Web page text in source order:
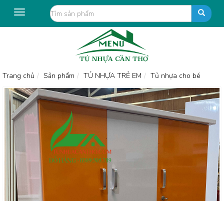
Toggle
Trang chủ Sản phẩm TỦ NHỰA TRẺ EM Tủ nhựa cho bé